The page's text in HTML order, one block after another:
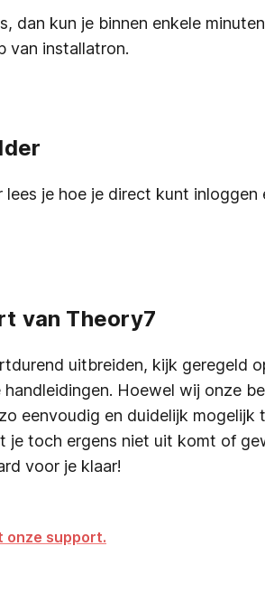
dan kun je binnen enkele minuten
van installatron.
lees je hoe je direct kunt inloggen
van Theory7
uitbreiden, kijk geregeld
Hoewel wij onze
eenvoudig en duidelijk mogelijk
je toch ergens niet uit komt of
voor je klaar!
support.